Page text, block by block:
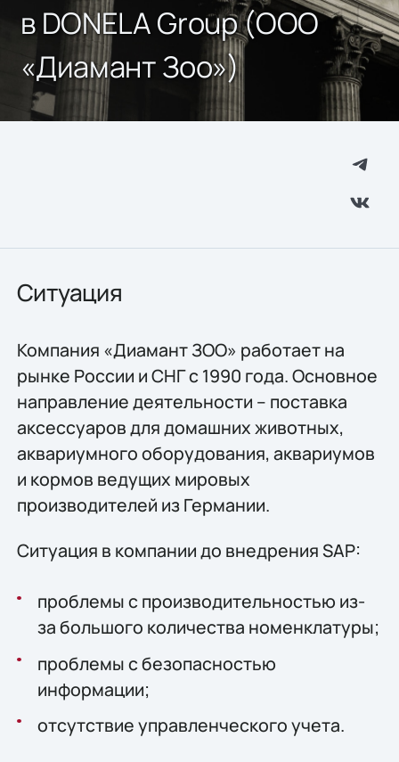
в DONELA Group (ООО
«Диамант Зоо»)
Ситуация
Компания «Диамант ЗОО» работает на
рынке России и СНГ с 1990 года. Основное
направление деятельности – поставка
аксессуаров для домашних животных,
аквариумного оборудования, аквариумов
и кормов ведущих мировых
производителей из Германии.
Ситуация в компании до внедрения SAP:
проблемы с производительностью из-
за большого количества номенклатуры;
проблемы с безопасностью
информации;
отсутствие управленческого учета.